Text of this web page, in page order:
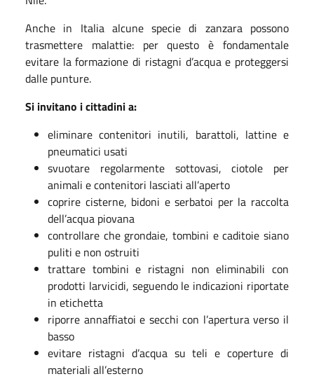
Anche in Italia alcune specie di zanzara possono
trasmettere malattie: per questo è fondamentale
evitare la formazione di ristagni d’acqua e proteggersi
dalle punture.
Si invitano i cittadini a:
eliminare contenitori inutili, barattoli, lattine e
pneumatici usati
svuotare regolarmente sottovasi, ciotole per
animali e contenitori lasciati all’aperto
coprire cisterne, bidoni e serbatoi per la raccolta
dell’acqua piovana
controllare che grondaie, tombini e caditoie siano
puliti e non ostruiti
trattare tombini e ristagni non eliminabili con
prodotti larvicidi, seguendo le indicazioni riportate
in etichetta
riporre annaffiatoi e secchi con l’apertura verso il
basso
evitare ristagni d’acqua su teli e coperture di
materiali all’esterno